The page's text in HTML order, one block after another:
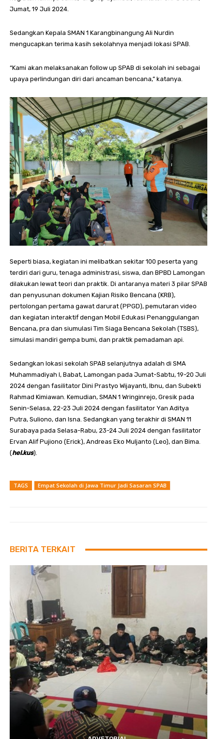
Jumat, 19 Juli 2024.
Sedangkan Kepala SMAN 1 Karangbinangung Ali Nurdin
mengucapkan terima kasih sekolahnya menjadi lokasi SPAB.
“Kami akan melaksanakan follow up SPAB di sekolah ini sebagai
upaya perlindungan diri dari ancaman bencana,” katanya.
Seperti biasa, kegiatan ini melibatkan sekitar 100 peserta yang
terdiri dari guru, tenaga administrasi, siswa, dan BPBD Lamongan
dilakukan lewat teori dan praktik. Di antaranya materi 3 pilar SPAB
dan penyusunan dokumen Kajian Risiko Bencana (KRB),
pertolongan pertama gawat darurat (PPGD), pemutaran video
dan kegiatan interaktif dengan Mobil Edukasi Penanggulangan
Bencana, pra dan siumulasi Tim Siaga Bencana Sekolah (TSBS),
simulasi mandiri gempa bumi, dan praktik pemadaman api.
Sedangkan lokasi sekolah SPAB selanjutnya adalah di SMA
Muhammadiyah I, Babat, Lamongan pada Jumat-Sabtu, 19-20 Juli
2024 dengan fasilitator Dini Prastyo Wijayanti, Ibnu, dan Subekti
Rahmad Kimiawan. Kemudian, SMAN 1 Wringinrejo, Gresik pada
Senin-Selasa, 22-23 Juli 2024 dengan fasilitator Yan Aditya
Putra, Suliono, dan Isna. Sedangkan yang terakhir di SMAN 11
Surabaya pada Selasa-Rabu, 23-24 Juli 2024 dengan fasilitator
Ervan Alif Pujiono (Erick), Andreas Eko Muljanto (Leo), dan Bima.
(hel.kus).
TAGS Empat Sekolah di Jawa Timur Jadi Sasaran SPAB
BERITA TERKAIT